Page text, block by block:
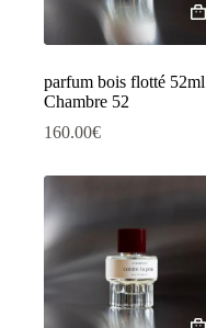
parfum bois flotté 52ml |
Chambre 52
160.00€